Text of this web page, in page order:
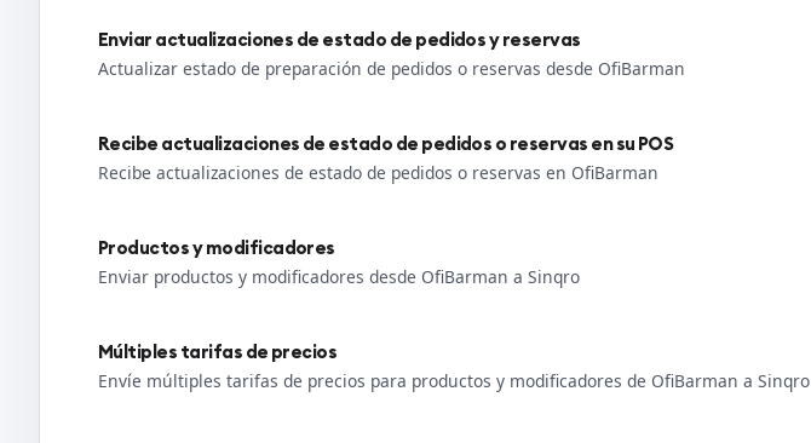
Enviar actualizaciones de estado de pedidos y reservas
Actualizar estado de preparación de pedidos o reservas desde OfiBarman
Recibe actualizaciones de estado de pedidos o reservas en su POS
Recibe actualizaciones de estado de pedidos o reservas en OfiBarman
Productos y modificadores
Enviar productos y modificadores desde OfiBarman a Sinqro
Múltiples tarifas de precios
Envíe múltiples tarifas de precios para productos y modificadores de OfiBarman a Sinqro